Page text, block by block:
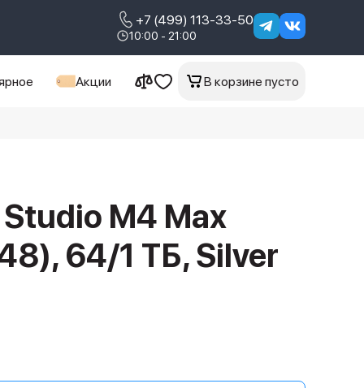
+7 (499) 113-33-50
10:00 - 21:00
Акции В корзине пусто
M4 Max
64/1 ТБ, Silver